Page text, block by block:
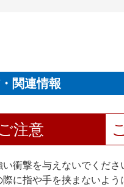
関連情報
ご注意
衝撃を与えないでくださ
に指や手を挟まないよう